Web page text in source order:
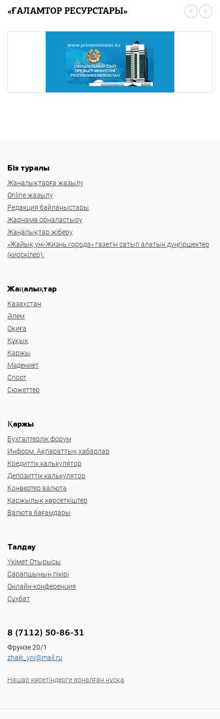
«ҒАЛАМТОР РЕСУРСТАРЫ»
Біз туралы
Жаңалықтарға жазылу
Online жазылу
Редакция байланыстары
Жарнама орналастыру
Жаңалықтар жіберу
«Жайық үні-Жизнь города» газетін сатып алатын дүңгіршектер
(киоскілер):
Жаңалықтар
Казахстан
Әлем
Оқиға
Құқық
Қаржы
Мәдениет
Спорт
Сюжеттер
Қаржы
Бухгалтерлік форум
Информ. Ақпараттық хабарлар
Кредиттік калькулятор
Депозиттік калькулятор
Конвертер валюта
Қаржылық көрсеткіштер
Валюта бағамдары
Талдау
Үкімет Отырысы
Сарапшының пікірі
Онлайн-конференция
Сұхбат
8 (7112) 50-86-31
Фрунзе 20/1
zhaik_yni@mail.ru
Нашар көретіндерге арналған нұсқа